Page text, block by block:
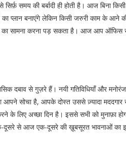
समय की बर्बादी ही होती है। आज बिना
प्लान बनाएंगे लेकिन किसी जरुरी काम के आने
का सामना करना पड़ सकता है। आज आप
दबाव से गुज़रे हैं। नयी गतिविधियाँ और
आपने सोचा है, आपके दोस्त उससे ज़्यादा
के लिए अच्छा दिन है। इससे सभी को मुनाफ़ा
से आज एक-दूसरे की ख़ूबसूरत भावनाओं का